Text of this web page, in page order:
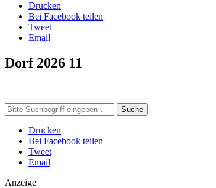
Drucken
Bei Facebook teilen
Tweet
Email
Dorf 2026 11
Suche
Drucken
Bei Facebook teilen
Tweet
Email
Anzeige